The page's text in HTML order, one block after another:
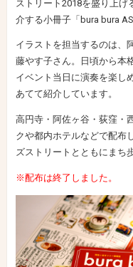
ストリート2018を盛り上
介する小冊子「bura bura
イラストを担当するのは、
藤やす子さん。日頃から本
イベント当日に演奏を楽し
あてて紹介しています。
高円寺・阿佐ヶ谷・荻窪・
クや都内ホテルなどで配布
ズストリートとともにまち
※配布は終了しました。